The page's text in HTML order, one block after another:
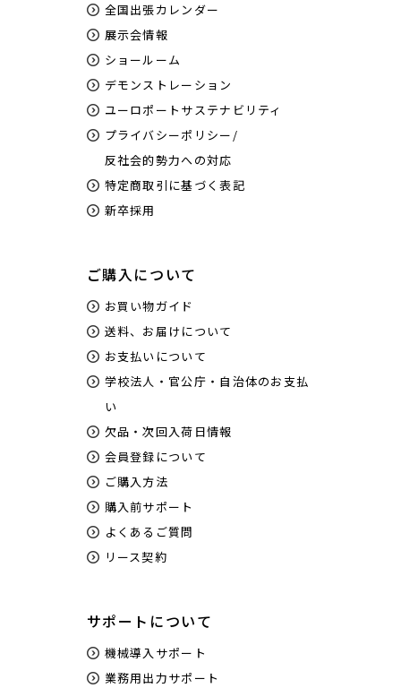
全国出張カレンダー
展示会情報
ショールーム
デモンストレーション
ユーロポートサステナビリティ
プライバシーポリシー/
反社会的勢力への対応
特定商取引に基づく表記
新卒採用
ご購入について
お買い物ガイド
送料、お届けについて
お支払いについて
学校法人・官公庁・自治体のお支払
い
欠品・次回入荷日情報
会員登録について
ご購入方法
購入前サポート
よくあるご質問
リース契約
サポートについて
機械導入サポート
業務用出力サポート